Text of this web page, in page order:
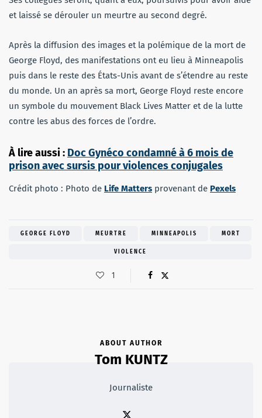
et laissé se dérouler un meurtre au second degré.
Après la diffusion des images et la polémique de la mort de
George Floyd, des manifestations ont eu lieu à Minneapolis
puis dans le reste des États-Unis avant de s’étendre au reste
du monde. Un an après sa mort, George Floyd reste encore
un symbole du mouvement Black Lives Matter et de la lutte
contre les abus des forces de l’ordre.
À lire aussi : Doc Gynéco condamné à 6 mois de
prison avec sursis pour violences conjugales
Crédit photo : Photo de Life Matters provenant de Pexels
GEORGE FLOYD MEURTRE MINNEAPOLIS MORT
VIOLENCE
1
ABOUT AUTHOR
Tom KUNTZ
Journaliste